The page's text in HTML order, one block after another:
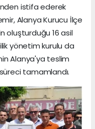
istifa ederek
Alanya Kurucu İlçe
oluşturduğu 16 asil
yönetim kurulu da
Alanya'ya teslim
tamamlandı.